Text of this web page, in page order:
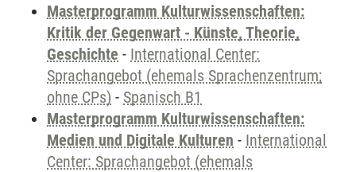
Masterprogramm Kulturwissenschaften:
Kritik der Gegenwart - Künste, Theorie,
Geschichte - International Center:
Sprachangebot (ehemals Sprachenzentrum;
ohne CPs) - Spanisch B1
Masterprogramm Kulturwissenschaften:
Medien und Digitale Kulturen - International
Center: Sprachangebot (ehemals